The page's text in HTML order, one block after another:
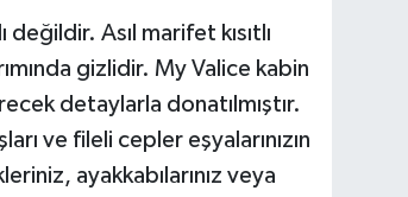
Asıl marifet kısıtlı
gizlidir. My Valice kabin
detaylarla donatılmıştır.
ve fileli cepler eşyalarınızın
ayakkabılarınız veya